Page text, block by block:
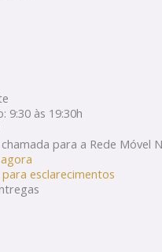
9:30 às 19:30h
para a Rede Móvel
esclarecimentos